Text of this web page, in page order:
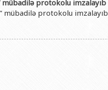
mübadilə protokolu imzalayıb
mübadilə protokolu imzalayıb